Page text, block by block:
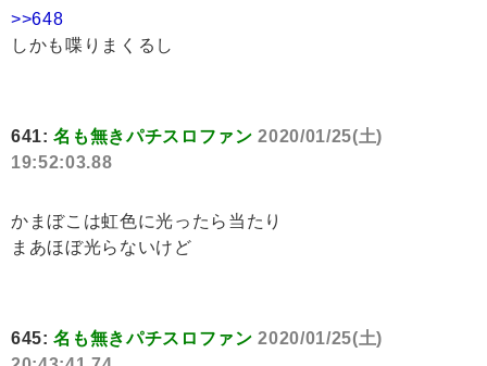
>>648
しかも喋りまくるし
641:名も無きパチスロファン 2020/01/25(土)
19:52:03.88
かまぼこは虹色に光ったら当たり
まあほぼ光らないけど
645:名も無きパチスロファン 2020/01/25(土)